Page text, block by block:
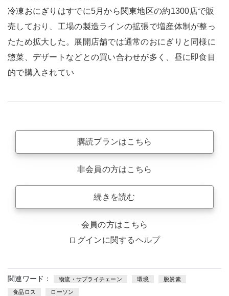
冷凍おにぎりはすでに5月から関東地区の約1300店で販
売しており、工場の製造ラインの拡張で増産体制が整っ
たため拡大した。展開店舗では通常のおにぎりと同様に
惣菜、デザートなどとの買い合わせが多く、昼に即食目
的で購入されてい
購読プランはこちら
非会員の方はこちら
続きを読む
会員の方はこちら
ログインに関するヘルプ
関連ワード： 物流・サプライチェーン 環境 脱炭素
食品ロス ローソン